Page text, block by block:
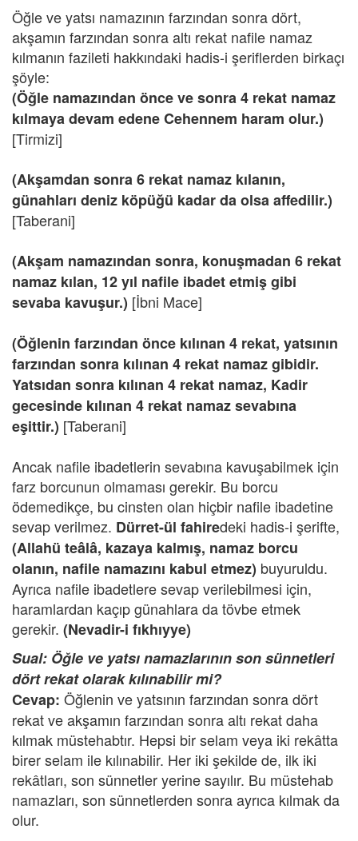
Öğle ve yatsı namazının farzından sonra dört,
akşamın farzından sonra altı rekat nafile namaz
kılmanın fazileti hakkındaki hadis-i şeriflerden birkaçı
şöyle:
(Öğle namazından önce ve sonra 4 rekat namaz
kılmaya devam edene Cehennem haram olur.)
[Tirmizi]
(Akşamdan sonra 6 rekat namaz kılanın,
günahları deniz köpüğü kadar da olsa affedilir.)
[Taberani]
(Akşam namazından sonra, konuşmadan 6 rekat
namaz kılan, 12 yıl nafile ibadet etmiş gibi
sevaba kavuşur.) [İbni Mace]
(Öğlenin farzından önce kılınan 4 rekat, yatsının
farzından sonra kılınan 4 rekat namaz gibidir.
Yatsıdan sonra kılınan 4 rekat namaz, Kadir
gecesinde kılınan 4 rekat namaz sevabına
eşittir.) [Taberani]
Ancak nafile ibadetlerin sevabına kavuşabilmek için
farz borcunun olmaması gerekir. Bu borcu
ödemedikçe, bu cinsten olan hiçbir nafile ibadetine
sevap verilmez. Dürret-ül fahiredeki hadis-i şerifte,
(Allahü teâlâ, kazaya kalmış, namaz borcu
olanın, nafile namazını kabul etmez) buyuruldu.
Ayrıca nafile ibadetlere sevap verilebilmesi için,
haramlardan kaçıp günahlara da tövbe etmek
gerekir. (Nevadir-i fıkhıyye)
Sual: Öğle ve yatsı namazlarının son sünnetleri
dört rekat olarak kılınabilir mi?
Cevap: Öğlenin ve yatsının farzından sonra dört
rekat ve akşamın farzından sonra altı rekat daha
kılmak müstehabtır. Hepsi bir selam veya iki rekâtta
birer selam ile kılınabilir. Her iki şekilde de, ilk iki
rekâtları, son sünnetler yerine sayılır. Bu müstehab
namazları, son sünnetlerden sonra ayrıca kılmak da
olur.